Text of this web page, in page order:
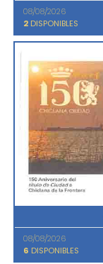
08/08/2026
2 DISPONIBLES
08/08/2026
6 DISPONIBLES